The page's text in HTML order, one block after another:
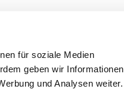
für soziale Medien
geben wir Informationen
und Analysen weiter.